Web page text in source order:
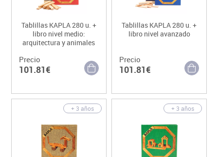
Tablillas KAPLA 280 u. +
libro nivel medio:
arquitectura y animales
Precio
101.81€
Tablillas KAPLA 280 u. +
libro nivel avanzado
Precio
101.81€
+ 3 años + 3 años